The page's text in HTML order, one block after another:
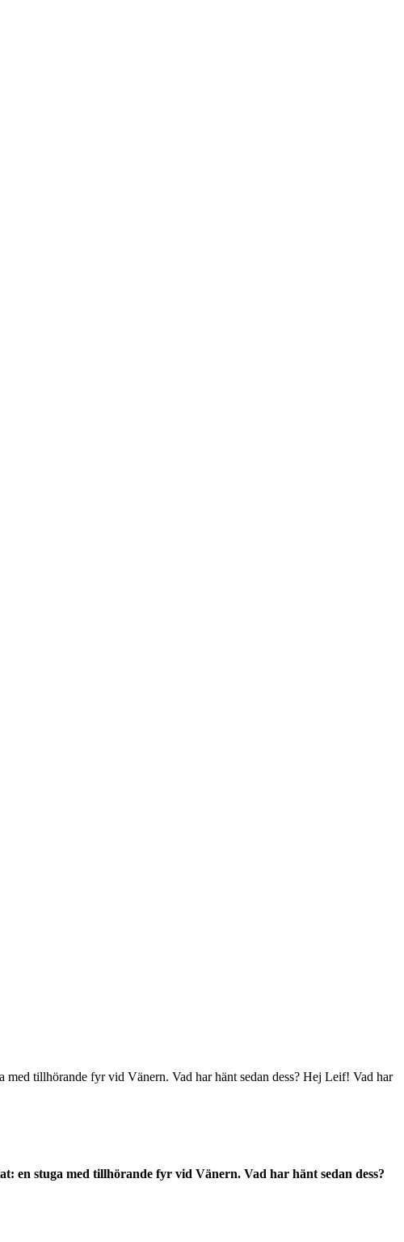
tillhörande fyr vid Vänern. Vad har hänt sedan dess? Hej Leif! Vad har
en stuga med tillhörande fyr vid Vänern. Vad har hänt sedan dess?